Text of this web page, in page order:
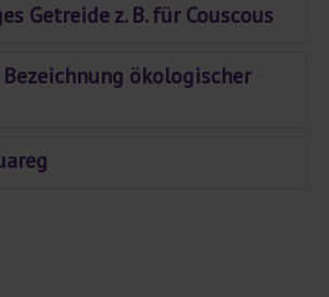
Getreide z. B. für Couscous
ökologischer